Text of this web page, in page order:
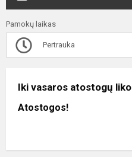
Pamokų laikas
Pertrauka
Iki vasaros atostogų liko
Atostogos!